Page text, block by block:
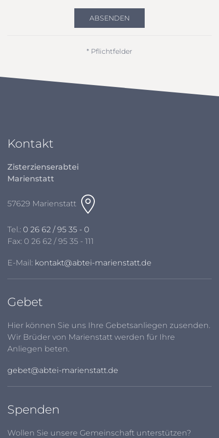
ABSENDEN
* Pflichtfelder
Kontakt
Zisterzienserabtei
Marienstatt
57629 Marienstatt
Tel.: 0 26 62 / 95 35 - 0
Fax: 0 26 62 / 95 35 - 111
E-Mail: kontakt@abtei-marienstatt.de
Gebet
Hier können Sie uns Ihre Gebetsanliegen zusenden.
Wir Brüder von Marienstatt werden für Ihre
Anliegen beten.
gebet@abtei-marienstatt.de
Spenden
Wollen Sie unsere Gemeinschaft unterstützen?